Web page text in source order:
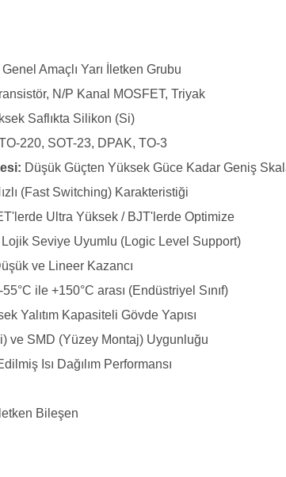
Amaçlı Yarı İletken Grubu
N/P Kanal MOSFET, Triyak
Saflıkta Silikon (Si)
220, SOT-23, DPAK, TO-3
Düşük Güçten Yüksek Güce Kadar Geniş
(Fast Switching) Karakteristiği
Ultra Yüksek / BJT'lerde Optimize
Lojik Seviye Uyumlu (Logic Level Support)
ve Lineer Kazancı
-55°C ile +150°C arası (Endüstriyel Sınıf)
Yalıtım Kapasiteli Gövde Yapısı
ve SMD (Yüzey Montaj) Uygunluğu
Isı Dağılım Performansı
Bileşen